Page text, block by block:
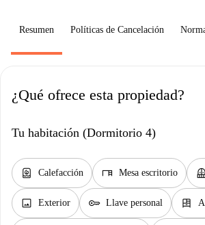
Resumen Políticas de Cancelación
¿Qué ofrece esta propiedad?
Tu habitación (Dormitorio 4)
water_heater Calefacción desk Mesa escritorio
image Exterior key Llave personal dresser